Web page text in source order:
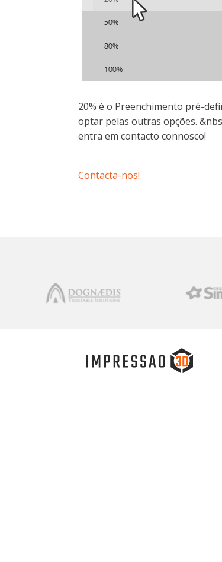
20% é o Preenchimento pré-
optar pelas outras opções.
entra em contacto connosco!
Contacta-nos!